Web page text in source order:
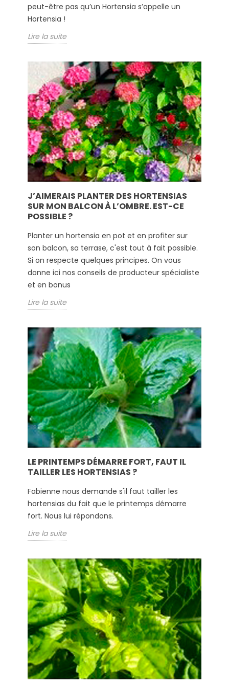
peut-être pas qu’un Hortensia s’appelle un
Hortensia !
Lire la suite
J’AIMERAIS PLANTER DES HORTENSIAS
SUR MON BALCON À L’OMBRE. EST-CE
POSSIBLE ?
Planter un hortensia en pot et en profiter sur
son balcon, sa terrase, c'est tout à fait possible.
Si on respecte quelques principes. On vous
donne ici nos conseils de producteur spécialiste
et en bonus
Lire la suite
LE PRINTEMPS DÉMARRE FORT, FAUT IL
TAILLER LES HORTENSIAS ?
Fabienne nous demande s'il faut tailler les
hortensias du fait que le printemps démarre
fort. Nous lui répondons.
Lire la suite